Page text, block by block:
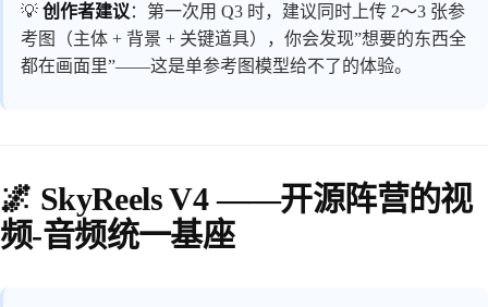
💡 创作者建议 ：第一次用 Q3 时，建议同时上传 2～3 张参
考图（主体 + 背景 + 关键道具），你会发现”想要的东西全
都在画面里”——这是单参考图模型给不了的体验。
🌌 SkyReels V4 ——开源阵营的视
频-音频统一基座